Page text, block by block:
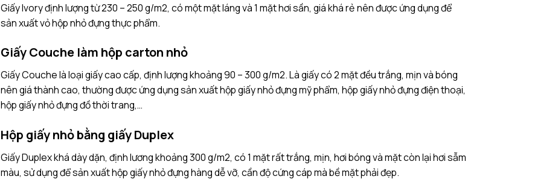
Giấy Ivory định lượng từ 230 – 250 g/m2, có một mặt láng và 1 mặt hơi sần, giá khá rẻ nên được ứng dụng để
sản xuất vỏ hộp nhỏ đựng thực phẩm.
Giấy Couche làm hộp carton nhỏ
Giấy Couche là loại giấy cao cấp, định lượng khoảng 90 – 300 g/m2. Là giấy có 2 mặt đều trắng, mịn và bóng
nên giá thành cao, thường được ứng dụng sản xuất hộp giấy nhỏ đựng mỹ phẩm, hộp giấy nhỏ đựng điện thoại,
hộp giấy nhỏ đựng đồ thời trang,…
Hộp giấy nhỏ bằng giấy Duplex
Giấy Duplex khá dày dặn, định lương khoảng 300 g/m2, có 1 mặt rất trắng, mịn, hơi bóng và mặt còn lại hơi sẫm
màu, sử dụng để sản xuất hộp giấy nhỏ đựng hàng dễ vỡ, cần độ cứng cáp mà bề mặt phải đẹp.